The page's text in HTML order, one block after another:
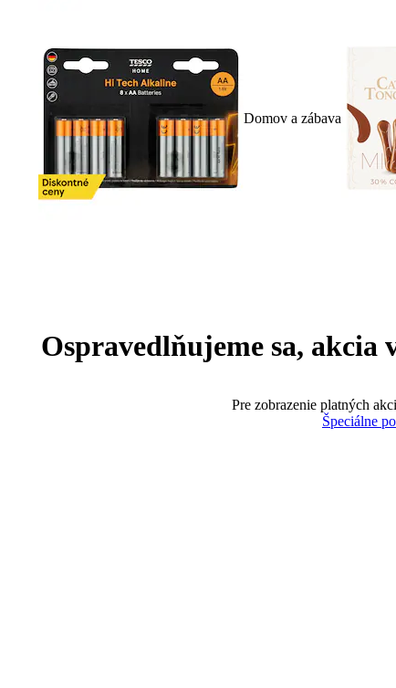
Domov a zábava
Ospravedlňujeme sa,
Pre zobrazenie platných
Špeciálne